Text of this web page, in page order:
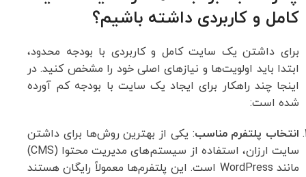
کامل و کاربردی داشته باشیم؟
برای داشتن یک سایت کامل و کاربردی با بودجه محدود،
ابتدا باید اولویت‌ها و نیازهای اصلی خود را مشخص کنید. در
اینجا چند راهکار برای ایجاد یک سایت با بودجه کم آورده
شده است:
انتخاب پلتفرم مناسب: یکی از بهترین روش‌ها برای داشتن
سایت ارزان، استفاده از سیستم‌های مدیریت محتوا (CMS)
مانند WordPress است. این پلتفرم‌ها معمولاً رایگان هستند